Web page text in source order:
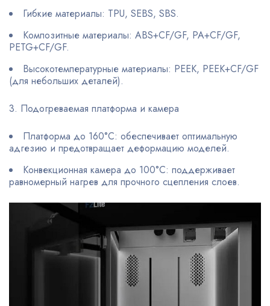
Гибкие материалы: TPU, SEBS, SBS.
Композитные материалы: ABS+CF/GF, PA+CF/GF,
PETG+CF/GF.
Высокотемпературные материалы: PEEK, PEEK+CF/GF
(для небольших деталей).
3. Подогреваемая платформа и камера
Платформа до 160°C: обеспечивает оптимальную
адгезию и предотвращает деформацию моделей.
Конвекционная камера до 100°C: поддерживает
равномерный нагрев для прочного сцепления слоев.